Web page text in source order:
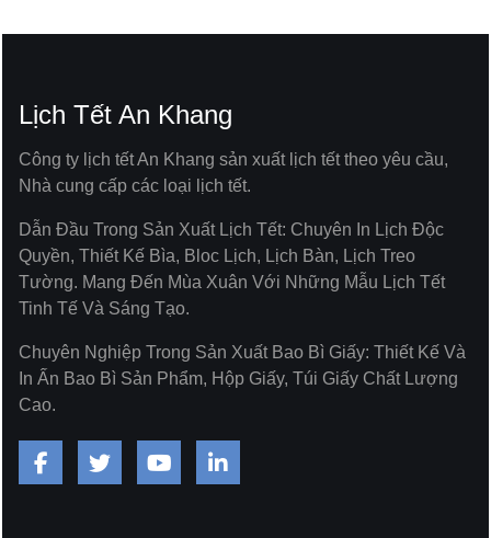
Lịch Tết An Khang
Công ty lịch tết An Khang sản xuất lịch tết theo yêu cầu,
Nhà cung cấp các loại lịch tết.
Dẫn Đầu Trong Sản Xuất Lịch Tết: Chuyên In Lịch Độc
Quyền, Thiết Kế Bìa, Bloc Lịch, Lịch Bàn, Lịch Treo
Tường. Mang Đến Mùa Xuân Với Những Mẫu Lịch Tết
Tinh Tế Và Sáng Tạo.
Chuyên Nghiệp Trong Sản Xuất Bao Bì Giấy: Thiết Kế Và
In Ấn Bao Bì Sản Phẩm, Hộp Giấy, Túi Giấy Chất Lượng
Cao.